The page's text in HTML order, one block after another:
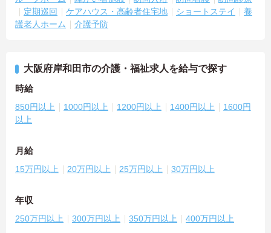
定期巡回
ケアハウス・高齢者住宅地 ショートステイ
養
護老人ホーム
介護予防
大阪府岸和田市の介護・福祉求人を給与で探す
時給
850円以上 1000円以上 1200円以上 1400円以上
1600円
以上
月給
15万円以上 20万円以上 25万円以上 30万円以上
年収
250万円以上 300万円以上 350万円以上 400万円以上